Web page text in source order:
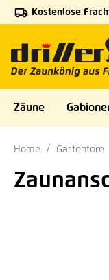
Hauptinhalt
Zur Suche springen
ZurKostenlose
Zäune
Home Gartentore